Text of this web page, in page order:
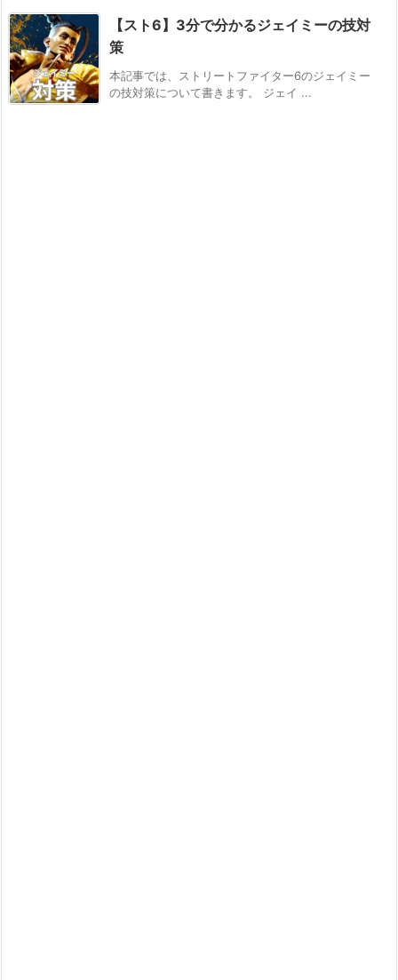
【スト6】3分で分かるジェイミーの技対
策
本記事では、ストリートファイター6のジェイミー
の技対策について書きます。 ジェイ ...